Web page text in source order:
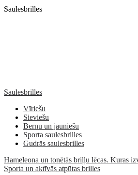
Saulesbrilles
Saulesbrilles
Vīriešu
Sieviešu
Bērnu un jauniešu
Sporta saulesbrilles
Gudrās saulesbrilles
Hameleona un tonētās briļļu lēcas. Kuras
Sporta un aktīvās atpūtas brilles